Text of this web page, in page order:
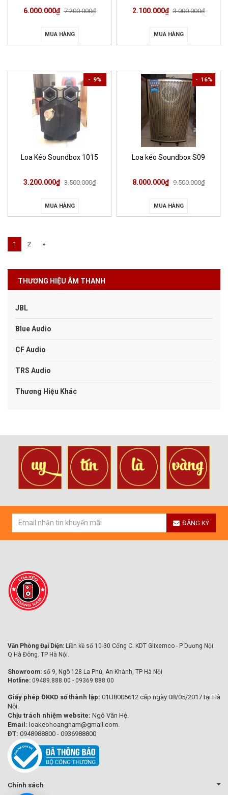
6.000.000₫ 7.200.000₫
MUA HÀNG
2.100.000₫ 3.000.000₫
MUA HÀNG
- 9%
Loa Kéo Soundbox 1015
3.200.000₫ 3.500.000₫
MUA HÀNG
- 16%
Loa kéo Soundbox S09
8.000.000₫ 9.500.000₫
MUA HÀNG
1 2 »
THƯƠNG HIỆU ÂM THANH
JBL
Blue Audio
CF Audio
TRS Audio
Thương Hiệu Khác
ĐĂNG KÝ
Văn Phòng Đại Diện: Liền kề số 10-30 Cổng C. KDT Glixemco - P Dương Nội.
Q Hà Đông. TP Hà Nội.
Showroom: số 9, Ngõ 128 La Phù, An Khánh, TP Hà Nội
Hotline: 09489.888.00 - 09369.888.00
Giấy phép ĐKKD số thành lập: 01U8006612 cấp ngày 08/05/2017 tại Hà
Nội.
Chịu trách nhiệm website: Ngô Văn Hệ.
Email: loakeohoangnam@gmail.com.
ĐT: 0948988800 - 0936988800
Chính sách